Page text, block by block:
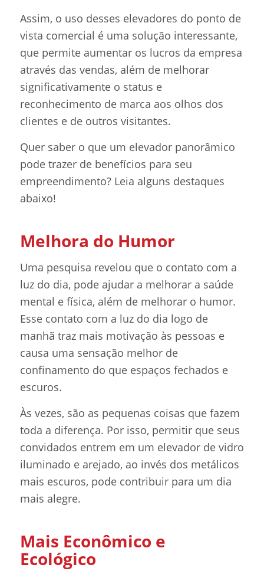
Assim, o uso desses elevadores do ponto de
vista comercial é uma solução interessante,
que permite aumentar os lucros da empresa
através das vendas, além de melhorar
significativamente o status e
reconhecimento de marca aos olhos dos
clientes e de outros visitantes.
Quer saber o que um elevador panorâmico
pode trazer de benefícios para seu
empreendimento? Leia alguns destaques
abaixo!
Melhora do Humor
Uma pesquisa revelou que o contato com a
luz do dia, pode ajudar a melhorar a saúde
mental e física, além de melhorar o humor.
Esse contato com a luz do dia logo de
manhã traz mais motivação às pessoas e
causa uma sensação melhor de
confinamento do que espaços fechados e
escuros.
Às vezes, são as pequenas coisas que fazem
toda a diferença. Por isso, permitir que seus
convidados entrem em um elevador de vidro
iluminado e arejado, ao invés dos metálicos
mais escuros, pode contribuir para um dia
mais alegre.
Mais Econômico e
Ecológico